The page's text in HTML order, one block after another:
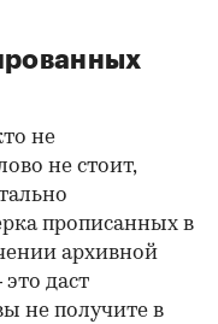
не
не стоит,
прописанных в
архивной
даст
не получите в